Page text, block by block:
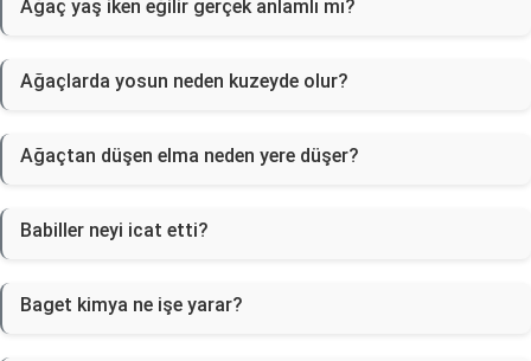
Ağaç yaş iken eğilir gerçek anlamlı mı?
Ağaçlarda yosun neden kuzeyde olur?
Ağaçtan düşen elma neden yere düşer?
Babiller neyi icat etti?
Baget kimya ne işe yarar?